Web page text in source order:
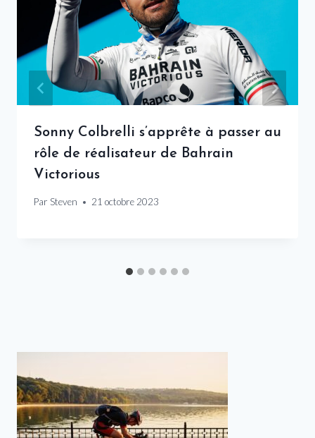
Sonny Colbrelli s’apprête à passer au
rôle de réalisateur de Bahrain
Victorious
Par Steven 21 octobre 2023